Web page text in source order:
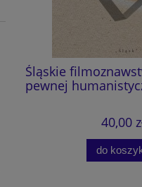
Śląskie
pewnej
40,00
do